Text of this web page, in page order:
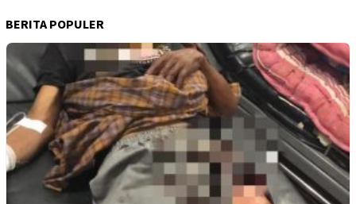
BERITA POPULER